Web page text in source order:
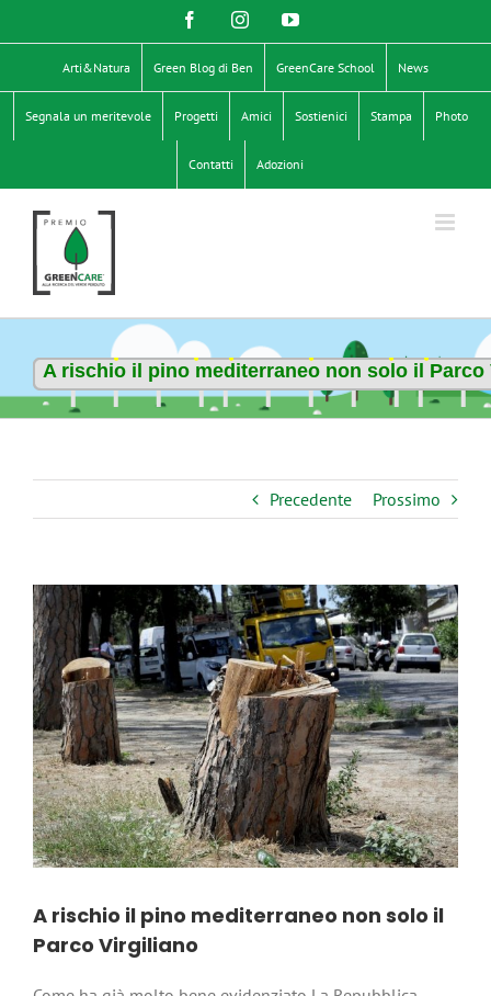
al
contenuto
FacebookInstagramYouTube
Arti&Natura Green Blog di Ben GreenCare School News
Segnala un meritevole Progetti Amici Sostienici Stampa Photo
Contatti Adozioni
A rischio il pino mediterraneo non solo il Parco
Precedente Prossimo
Ingrandisci
immagine
A rischio il pino mediterraneo non solo il
Parco Virgiliano